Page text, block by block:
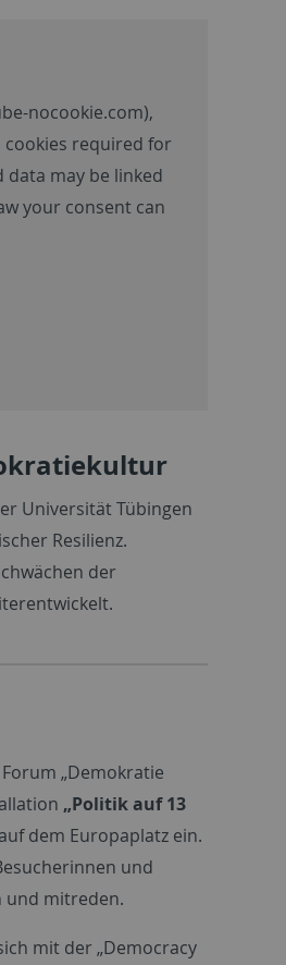
nocookie.com),
cookies required for
data may be linked
your consent can
Universität Tübingen
Resilienz.
der
„Demokratie
„Politik auf 13
dem Europaplatz ein.
und
und mitreden.
mit der „Democracy